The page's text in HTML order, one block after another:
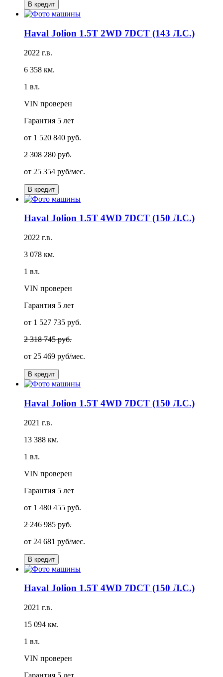
В кредит
Haval Jolion 1.5T 2WD 7DCT (143 Л.С.)
2022 г.в.
6 358 км.
1 вл.
VIN проверен
Гарантия 5 лет
от 1 520 840 руб.
2 308 280 руб.
от 25 354 руб/мес.
В кредит
Haval Jolion 1.5T 4WD 7DCT (150 Л.С.)
2022 г.в.
3 078 км.
1 вл.
VIN проверен
Гарантия 5 лет
от 1 527 735 руб.
2 318 745 руб.
от 25 469 руб/мес.
В кредит
Haval Jolion 1.5T 4WD 7DCT (150 Л.С.)
2021 г.в.
13 388 км.
1 вл.
VIN проверен
Гарантия 5 лет
от 1 480 455 руб.
2 246 985 руб.
от 24 681 руб/мес.
В кредит
Haval Jolion 1.5T 4WD 7DCT (150 Л.С.)
2021 г.в.
15 094 км.
1 вл.
VIN проверен
Гарантия 5 лет